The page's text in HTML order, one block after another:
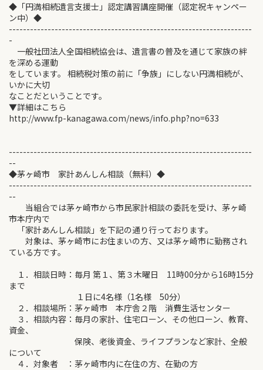
◆「円満相続遺言支援士」認定講習講座開催（認定祝キャンペー
ン中）◆
---------------------------------------------------------------------
-
一般社団法人全国相続協会は、遺言書の普及を通じて家族の絆
を深める運動
をしています。 相続税対策の前に「争族」にしない円満相続が、
いかに大切
なことだということです。
▼詳細はこちら
http://www.fp-kanagawa.com/news/info.php?no=633
---------------------------------------------------------------------
--
◆茅ヶ崎市 家計あんしん相談（無料）◆
---------------------------------------------------------------------
--
当組合では茅ヶ崎市から市民家計相談の委託を受け、茅ヶ崎
市本庁内で
「家計あんしん相談」を下記の通り行っております。
対象は、茅ヶ崎市にお住まいの方、又は茅ヶ崎市に勤務され
ている方です。
１．相談日時：毎月 第１、第３木曜日 11時00分から16時15分
まで
１日に4名様（1名様 50分）
２．相談場所：茅ヶ崎市 本庁舎２階 消費生活センター
３．相談内容：毎月の家計、住宅ローン、その他ローン、教育、
資金、
保険、老後資金、ライフプランなど家計、全般
について
４．対象者 ：茅ヶ崎市内に在住の方、在勤の方